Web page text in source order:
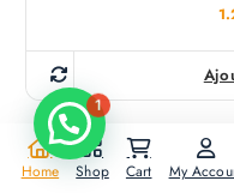
Home Shop Cart My
1